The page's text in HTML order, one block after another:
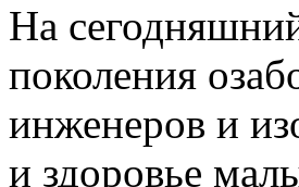
На
поколения
инженеров и
и здоровье